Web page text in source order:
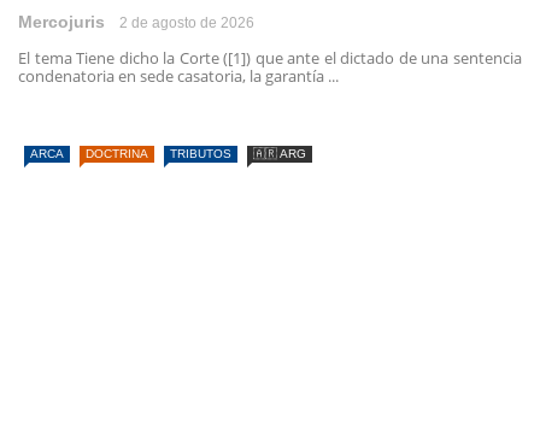
Mercojuris 2 de agosto de 2026
El tema Tiene dicho la Corte ([1]) que ante el dictado de una sentencia
condenatoria en sede casatoria, la garantía ...
ARCA DOCTRINA TRIBUTOS 🇦🇷 ARG